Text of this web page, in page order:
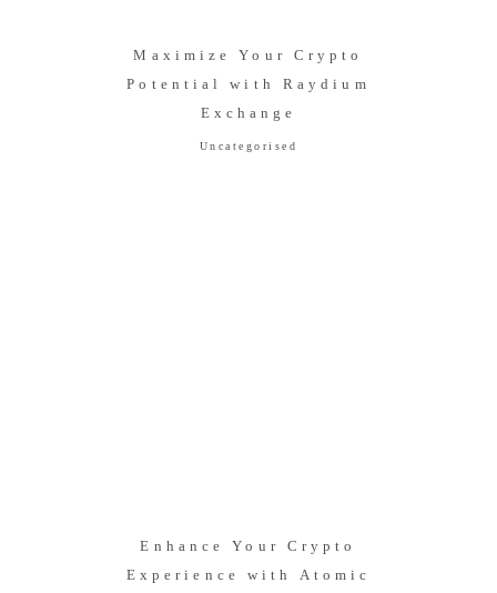
Maximize Your Crypto
Potential with Raydium
Exchange
Uncategorised
Enhance Your Crypto
Experience with Atomic